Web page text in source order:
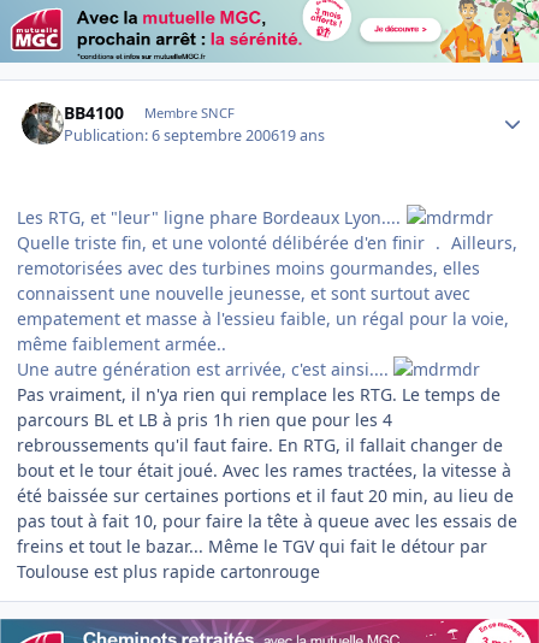
BB4100 Membre SNCF
Publication:6 septembre 200619 ans
Les RTG, et "leur" ligne phare Bordeaux Lyon....
Quelle triste fin, et une volonté délibérée d'en finir . Ailleurs,
remotorisées avec des turbines moins gourmandes, elles
connaissent une nouvelle jeunesse, et sont surtout avec
empatement et masse à l'essieu faible, un régal pour la voie,
même faiblement armée..
Une autre génération est arrivée, c'est ainsi....
Pas vraiment, il n'ya rien qui remplace les RTG. Le temps de
parcours BL et LB à pris 1h rien que pour les 4
rebroussements qu'il faut faire. En RTG, il fallait changer de
bout et le tour était joué. Avec les rames tractées, la vitesse à
été baissée sur certaines portions et il faut 20 min, au lieu de
pas tout à fait 10, pour faire la tête à queue avec les essais de
freins et tout le bazar... Même le TGV qui fait le détour par
Toulouse est plus rapide cartonrouge